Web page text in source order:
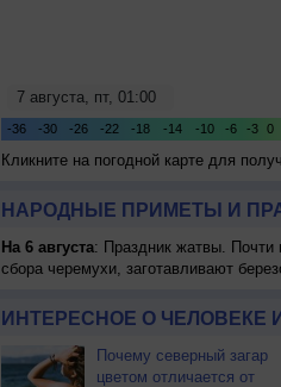
Кликните на погодной карте для
НАРОДНЫЕ ПРИМЕТЫ И
На 6 августа: Праздник жатвы. Почти
сбора черемухи, заготавливают
ИНТЕРЕСНОЕ О ЧЕЛОВЕКЕ
Почему северный загар
цветом отличается от